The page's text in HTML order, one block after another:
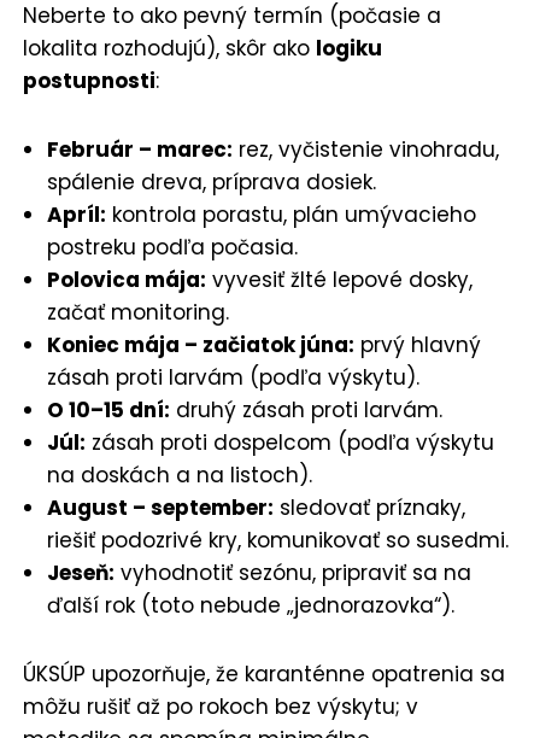
Neberte to ako pevný termín (počasie a
lokalita rozhodujú), skôr ako logiku
postupnosti:
Február – marec: rez, vyčistenie vinohradu,
spálenie dreva, príprava dosiek.
Apríl: kontrola porastu, plán umývacieho
postreku podľa počasia.
Polovica mája: vyvesiť žlté lepové dosky,
začať monitoring.
Koniec mája – začiatok júna: prvý hlavný
zásah proti larvám (podľa výskytu).
O 10–15 dní: druhý zásah proti larvám.
Júl: zásah proti dospelcom (podľa výskytu
na doskách a na listoch).
August – september: sledovať príznaky,
riešiť podozrivé kry, komunikovať so susedmi.
Jeseň: vyhodnotiť sezónu, pripraviť sa na
ďalší rok (toto nebude „jednorazovka“).
ÚKSÚP upozorňuje, že karanténne opatrenia sa
môžu rušiť až po rokoch bez výskytu; v